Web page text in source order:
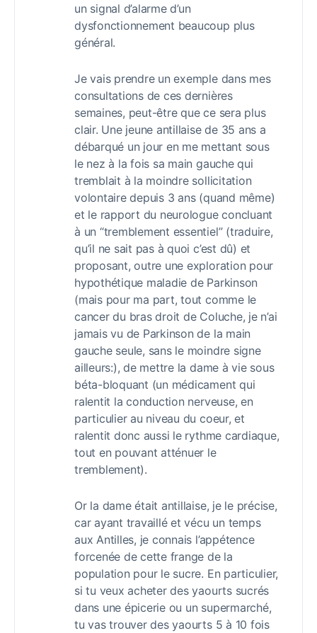
un signal d’alarme d’un
dysfonctionnement beaucoup plus
général.
Je vais prendre un exemple dans mes
consultations de ces dernières
semaines, peut-être que ce sera plus
clair. Une jeune antillaise de 35 ans a
débarqué un jour en me mettant sous
le nez à la fois sa main gauche qui
tremblait à la moindre sollicitation
volontaire depuis 3 ans (quand même)
et le rapport du neurologue concluant
à un “tremblement essentiel” (traduire,
qu’il ne sait pas à quoi c’est dû) et
proposant, outre une exploration pour
hypothétique maladie de Parkinson
(mais pour ma part, tout comme le
cancer du bras droit de Coluche, je n’ai
jamais vu de Parkinson de la main
gauche seule, sans le moindre signe
ailleurs:), de mettre la dame à vie sous
béta-bloquant (un médicament qui
ralentit la conduction nerveuse, en
particulier au niveau du coeur, et
ralentit donc aussi le rythme cardiaque,
tout en pouvant atténuer le
tremblement).
Or la dame était antillaise, je le précise,
car ayant travaillé et vécu un temps
aux Antilles, je connais l’appétence
forcenée de cette frange de la
population pour le sucre. En particulier,
si tu veux acheter des yaourts sucrés
dans une épicerie ou un supermarché,
tu vas trouver des yaourts 5 à 10 fois